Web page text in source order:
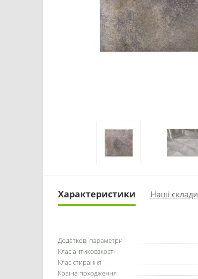
Характеристики Наші склади
Додаткові параметри
Клас антиковзкості
Клас стирання
Країна походження